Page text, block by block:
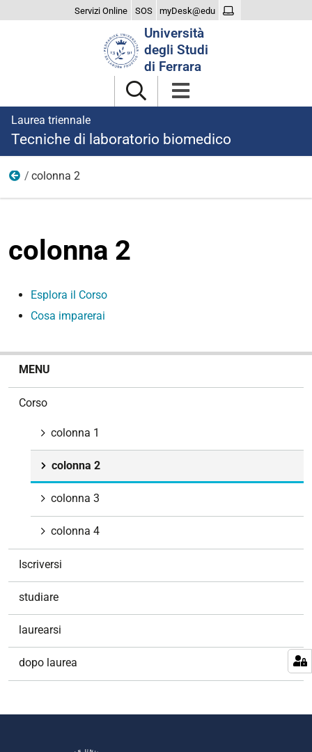
Servizi Online SOS myDesk@edu
Università
degli Studi
di Ferrara
Laurea triennale
Tecniche di laboratorio biomedico
Corso
colonna 2
colonna 2
Esplora il Corso
Cosa imparerai
MENU
Corso
colonna 1
colonna 2
colonna 3
colonna 4
Iscriversi
studiare
laurearsi
dopo laurea